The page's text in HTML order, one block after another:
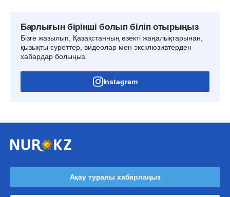
Барлығын бірінші болып біліп отырыңыз
Бізге жазылып, Қазақстанның өзекті жаңалықтарынан,
қызықты суреттер, видеолар мен эксклюзивтерден
хабардар болыңыз.
Instagram
Ақау туралы хабарлаңыз